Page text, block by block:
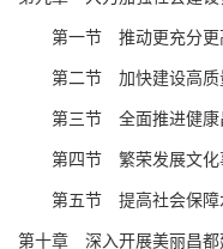
第一节 推动更充分更
第二节 加快建设高质
第三节 全面推进健康
第 四节 繁荣发展文化
第五节 提高社会保障
第十章 深入开展美丽昌都